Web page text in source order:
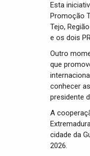
Esta
Promoção
Tejo,
e os dois
Outro
que
conhecer
presidente
A
cidade da
2026.